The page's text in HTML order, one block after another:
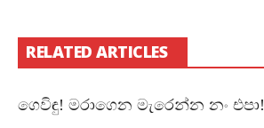
RELATED ARTICLES
ගෙවිඳු! මරාගෙන මැරෙන්න නං එපා!